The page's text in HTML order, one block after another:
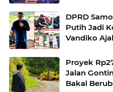
DPRD
Putih Jadi
Vandiko
Proyek
Jalan
Bakal